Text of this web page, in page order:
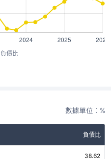
負債比
數據單位：%
負債比
38.62